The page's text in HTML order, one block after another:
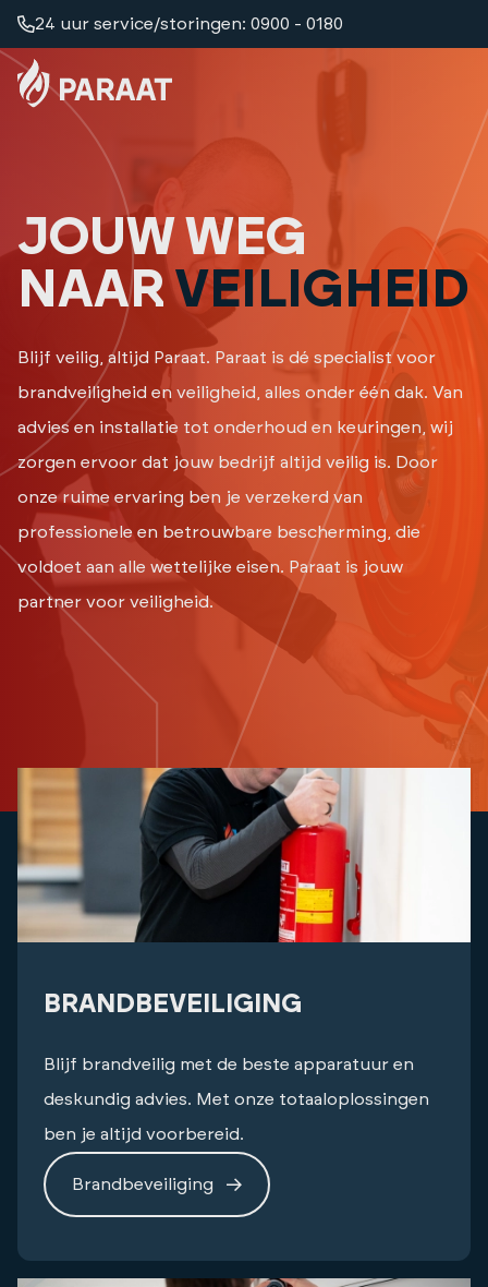
24 uur service/storingen: 0900 - 0180
JOUW WEG
NAARVEILIGHEID
Blijf veilig, altijd Paraat. Paraat is dé specialist voor
brandveiligheid en veiligheid, alles onder één dak. Van
advies en installatie tot onderhoud en keuringen, wij
zorgen ervoor dat jouw bedrijf altijd veilig is. Door
onze ruime ervaring ben je verzekerd van
professionele en betrouwbare bescherming, die
voldoet aan alle wettelijke eisen. Paraat is jouw
partner voor veiligheid.
BRANDBEVEILIGING
Blijf brandveilig met de beste apparatuur en
deskundig advies. Met onze totaaloplossingen
ben je altijd voorbereid.
Brandbeveiliging